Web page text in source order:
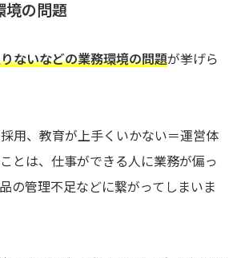
境の問題
ないなどの業務環境の問題が挙げら
用、教育が上手くいかない＝運営体
とは、仕事ができる人に業務が偏っ
の管理不足などに繋がってしまいま